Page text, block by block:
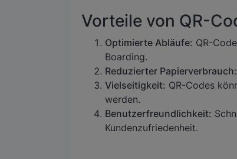
Vorteile von QR-
Optimierte Abläufe: QR-
Boarding.
Reduzierter Papierverbrauch:
Vielseitigkeit: QR-Codes
werden.
Benutzerfreundlichkeit:
Kundenzufriedenheit.